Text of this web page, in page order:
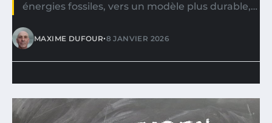
énergies fossiles, vers un modèle plus durable,…
MAXIME DUFOUR•8 JANVIER 2026